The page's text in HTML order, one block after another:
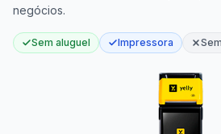
negócios.
Sem aluguel Impressora